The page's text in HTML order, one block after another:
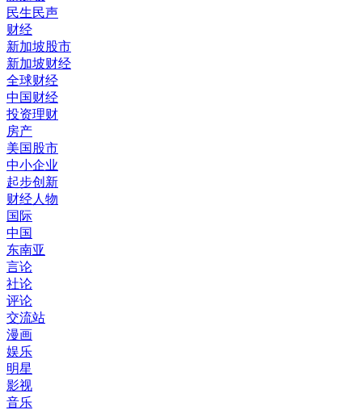
民生民声
财经
新加坡股市
新加坡财经
全球财经
中国财经
投资理财
房产
美国股市
中小企业
起步创新
财经人物
国际
中国
东南亚
言论
社论
评论
交流站
漫画
娱乐
明星
影视
音乐